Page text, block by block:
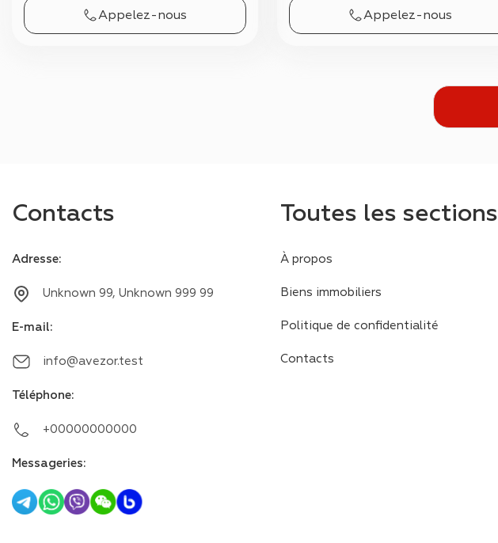
Appelez-nous Appelez-nous
Contacts
Adresse:
Unknown 99, Unknown 999 99
E-mail:
info@avezor.test
Téléphone:
+00000000000
Messageries:
Toutes les sections
À propos
Biens immobiliers
Politique de confidentialité
Contacts